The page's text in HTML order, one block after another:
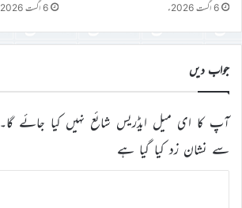
6 اگست 2026ء 6 اگست 2026ء
جواب دیں
آپ کا ای میل ایڈریس شائع نہیں کیا جائے گا۔
سے نشان زد کیا گیا ہے